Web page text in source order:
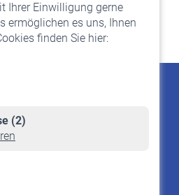
Ihrer Einwilligung gerne
ermöglichen es uns, Ihnen
finden Sie hier:
(2)